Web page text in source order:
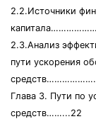
2.2.Источники
2.3.Анализ
пути ускорения
Глава 3. Пути по
средств……...22